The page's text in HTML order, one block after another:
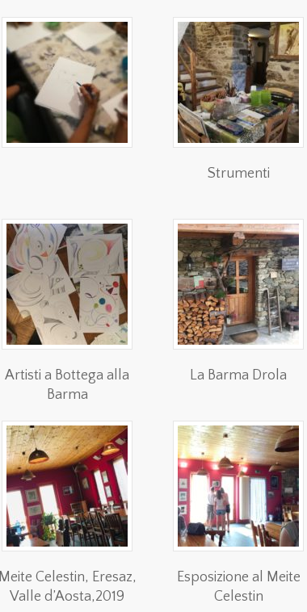
Strumenti
Artisti a Bottega alla
Barma
La Barma Drola
Meite Celestin, Eresaz,
Valle d’Aosta,2019
Esposizione al Meite
Celestin